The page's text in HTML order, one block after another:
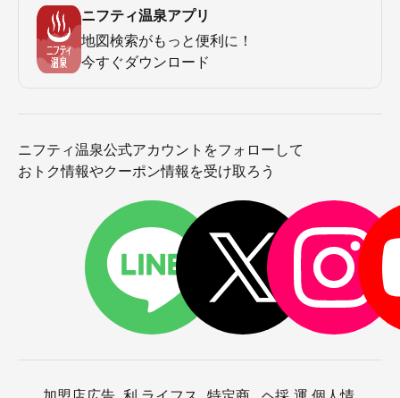
ニフティ温泉アプリ
地図検索がもっと便利に！
今すぐダウンロード
ニフティ温泉公式アカウントをフォローして
おトク情報やクーポン情報を受け取ろう